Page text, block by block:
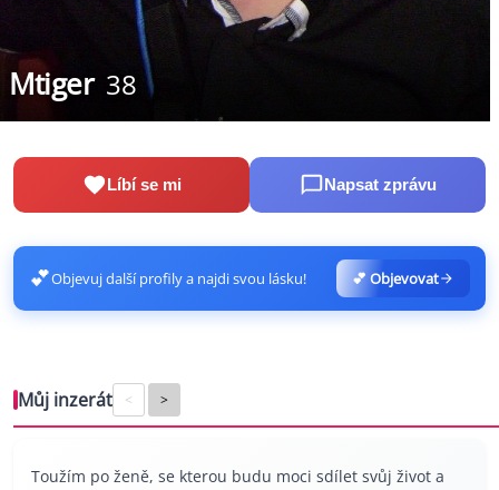
Mtiger 38
Líbí se mi Napsat zprávu
💕Objevuj další profily a najdi svou lásku! 💕 Objevovat
Můj inzerát < >
Toužím po ženě, se kterou budu moci sdílet svůj život a